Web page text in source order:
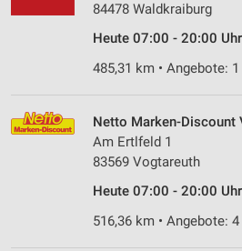
84478 Waldkraiburg
Heute 07:00 - 20:00
485,31 km • Angebote:
Netto Marken-Discount
Am Ertlfeld 1
83569 Vogtareuth
Heute 07:00 - 20:00
516,36 km • Angebote: